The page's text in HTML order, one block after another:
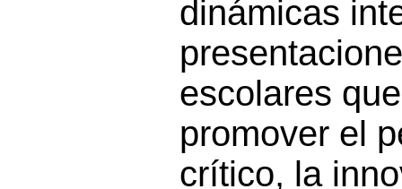
dinámicas
escolares
promover el
crítico, la